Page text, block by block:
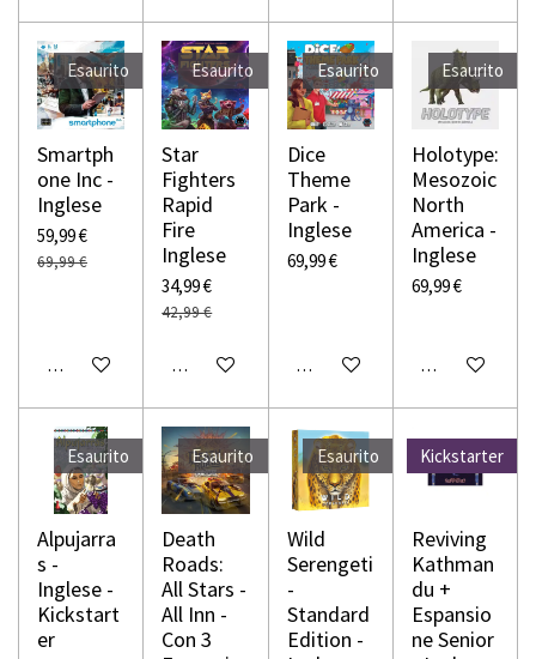
Esaurito
Smartph
one Inc -
Inglese
59,99 €
69,99 €
Avvisami quando disponibile
Esaurito
Star
Fighters
Rapid
Fire
Inglese
34,99 €
42,99 €
Avvisami quando disponibile
Esaurito
Dice
Theme
Park -
Inglese
69,99 €
Avvisami quando disponibile
Esaurito
Holotype:
Mesozoic
North
America -
Inglese
69,99 €
Avvisami
Esaurito
Alpujarra
s -
Inglese -
Kickstart
er
Esaurito
Death
Roads:
All Stars -
All Inn -
Con 3
Esaurito
Wild
Serengeti
-
Standard
Edition -
Kickstarter
Reviving
Kathman
du +
Espansio
ne Senior